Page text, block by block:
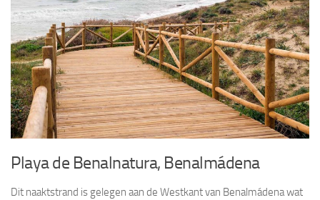
Playa de Benalnatura, Benalmádena
Dit naaktstrand is gelegen aan de Westkant van Benalmádena wat